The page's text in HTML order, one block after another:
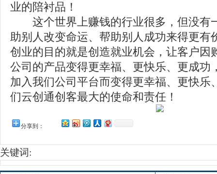
业的陪衬品！
这个世界上赚钱的行业很多，但没有
助别人改变命运、帮助别人成功来得更有
创业的目的就是创造就业机会，让客户因
公司的产品变得更幸福、更快乐、更成功
加入我们公司平台而变得更幸福、更快乐
们云创通创客最大的使命和责任！
分享到：
关键词: